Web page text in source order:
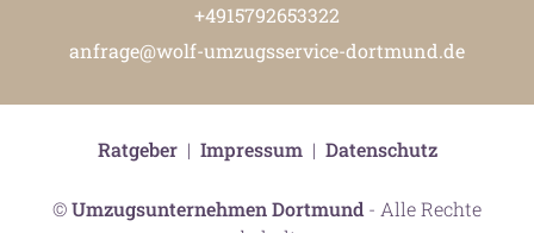
+4915792653322
anfrage@wolf-umzugsservice-dortmund.de
©Umzugsunternehmen Dortmund - Alle Rechte
Ratgeber| Impressum| Datenschutz